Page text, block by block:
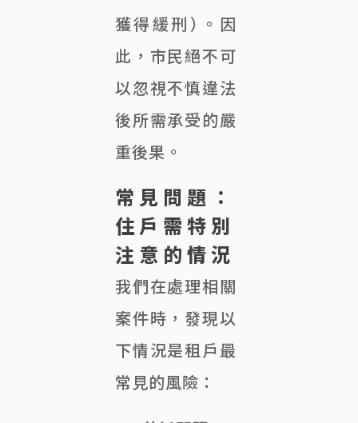
獲得緩刑）。因
此，市民絕不可
以忽視不慎違法
後所需承受的嚴
重後果。
常見問題：
住戶需特別
注意的情況
我們在處理相關
案件時，發現以
下情況是租戶最
常見的風險：